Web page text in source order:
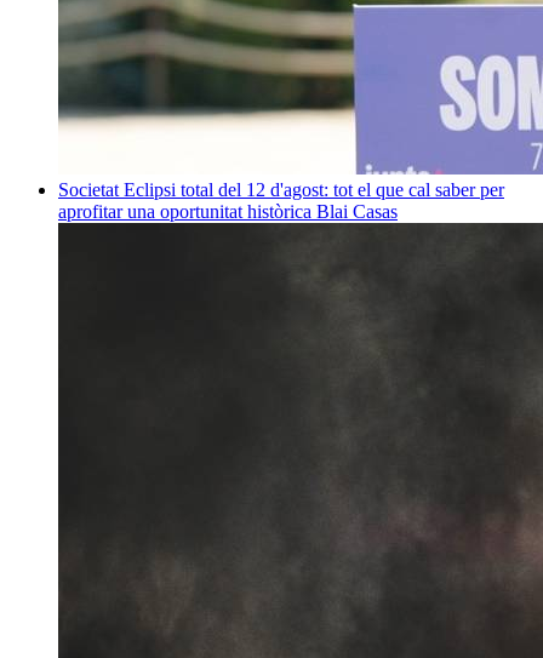
Societat Eclipsi total del 12 d'agost: tot el que cal saber per
aprofitar una oportunitat històrica Blai Casas